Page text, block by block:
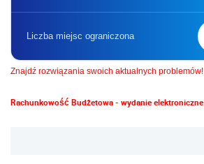
Liczba miejsc ograniczona
Znajdź rozwiązania swoich aktualnych problemów!
Rachunkowość Budżetowa - wydanie elektroniczne